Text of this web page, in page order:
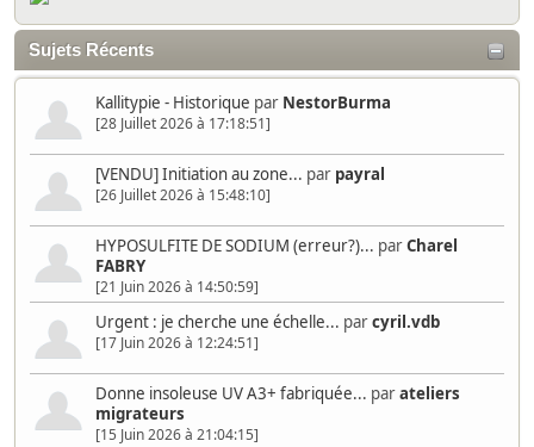
Sujets Récents
Kallitypie - Historique par NestorBurma
[28 Juillet 2026 à 17:18:51]
[VENDU] Initiation au zone... par payral
[26 Juillet 2026 à 15:48:10]
HYPOSULFITE DE SODIUM (erreur?)... parCharel
FABRY
[21 Juin 2026 à 14:50:59]
Urgent : je cherche une échelle... parcyril.vdb
[17 Juin 2026 à 12:24:51]
Donne insoleuse UV A3+ fabriquée... parateliers
migrateurs
[15 Juin 2026 à 21:04:15]